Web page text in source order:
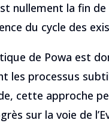
nullement la fin
du cycle des
de Powa est
les processus
cette approche
sur la voie de